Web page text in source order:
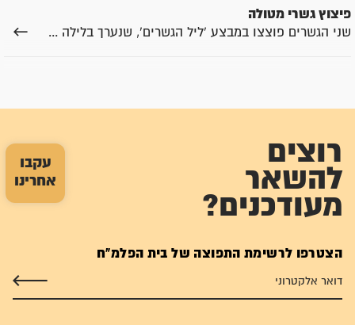
עקבו
אחרינו
פיצוץ גשרי מטולה
שני הגשרים פוצצו במבצע 'ליל הגשרים', שנערך בלילה ...
פיצוץ גשר דאמיה (אדם)
השמירה על הגשר הופקדה בידי זקיפים ערבים, ובצומת ...
פיצוץ גשרי עזה
פיצוץ גשר הירמוך (אל חמה)
גשר הירמוך ("גשר הרוחות") היה הגשר הארוך ביותר ...
רוצים
להשאר
מעודכנים?
הצטרפו לרשימת התפוצה של בית הפלמ"ח